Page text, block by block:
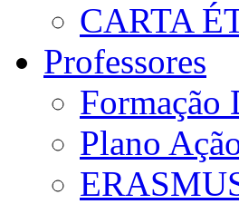
CARTA
Professores
Formação
Plano